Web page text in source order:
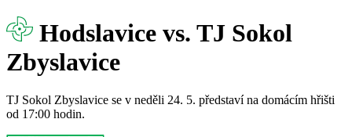
Hodslavice vs. TJ Sokol
Zbyslavice
TJ Sokol Zbyslavice se v neděli 24. 5. představí na domácím hřišti
od 17:00 hodin.